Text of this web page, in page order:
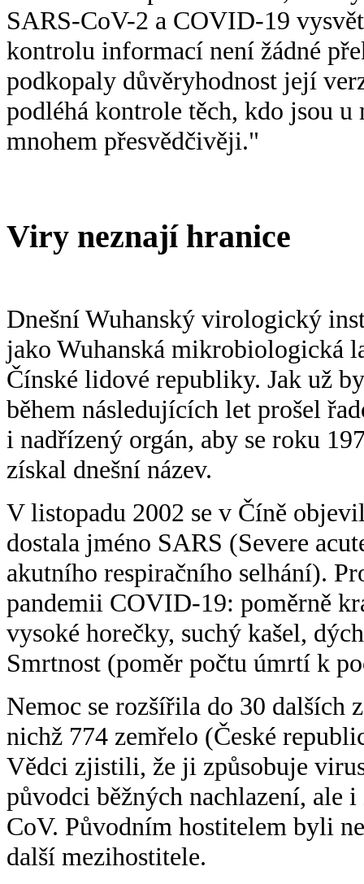
SARS-CoV-2 a COVID-19
kontrolu informací není žádné
podkopaly důvěryhodnost její
podléhá kontrole těch, kdo jsou
mnohem přesvědčivěji."
Viry neznají hranice
Dnešní Wuhanský virologický
jako Wuhanská mikrobiologická
Čínské lidové republiky. Jak už
během následujících let prošel
i nadřízený orgán, aby se roku
získal dnešní název.
V listopadu 2002 se v Číně
dostala jméno SARS (Severe
akutního respiračního selhání).
pandemii COVID-19: poměrně
vysoké horečky, suchý kašel,
Smrtnost (poměr počtu úmrtí k
Nemoc se rozšířila do 30 dalších
nichž 774 zemřelo (České
Vědci zjistili, že ji způsobuje
původci běžných nachlazení, ale
CoV. Původním hostitelem byli
další mezihostitele.